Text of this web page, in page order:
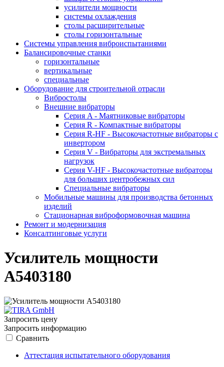
усилители мощности
системы охлаждения
столы расширительные
столы горизонтальные
Системы управления виброиспытаниями
Балансировочные станки
горизонтальные
вертикальные
специальные
Оборудование для строительной отрасли
Вибростолы
Внешние вибраторы
Серия A - Маятниковые вибраторы
Серия R - Компактные вибраторы
Серия R-HF - Высокочастотные вибраторы с
инвертором
Серия V - Вибраторы для экстремальных
нагрузок
Серия V-HF - Высокочастотные вибраторы
для больших центробежных сил
Специальные вибраторы
Мобильные машины для производства бетонных
изделий
Стационарная виброформовочная машина
Ремонт и модернизация
Консалтинговые услуги
Усилитель мощности
A5403180
Запросить цену
Запросить информацию
Сравнить
Аттестация испытательного оборудования